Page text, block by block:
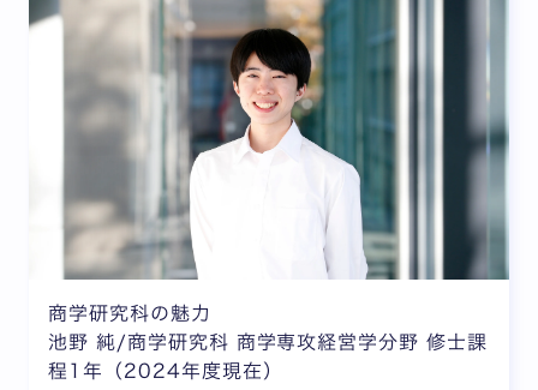
商学研究科の魅力
池野 純/商学研究科 商学専攻経営学分野 修士課
程1年（2024年度現在）